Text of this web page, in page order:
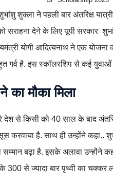
शुक्ला ने पहली बार अंतरिक्ष
सराहना देने के लिए यूपी सरकार
योगी आदित्यनाथ ने एक योजना
गर्व है. इस स्कॉलरशिप से कई युवाओं
का मौका मिला
देश से किसी को 40 साल के बाद
करवाया है. साथ ही उन्होंने कहा..
बढ़ा है. इसके अलावा उन्होंने
300 से ज्यादा बार पृथ्वी का चक्कर